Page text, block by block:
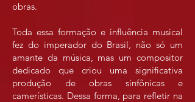
obras.
Toda essa formação e influência musical
fez do imperador do Brasil, não só um
amante da música, mas um compositor
dedicado que criou uma significativa
produção de obras sinfônicas e
camerísticas. Dessa forma, para refletir na